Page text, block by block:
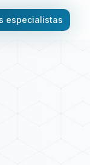
especialistas